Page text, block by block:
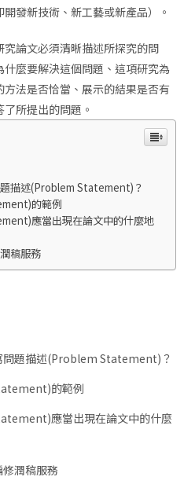
發新技術、新工藝或新產品）。
究論文必須清晰描述所探究的問
麼要解決這個問題、這項研究為
法是否恰當、展示的結果是否有
所提出的問題。
描述(Problem Statement)？
的範例
應當出現在論文中的什麼地
稿服務
問題描述(Problem Statement)？
的範例
應當出現在論文中的什麼
潤稿服務